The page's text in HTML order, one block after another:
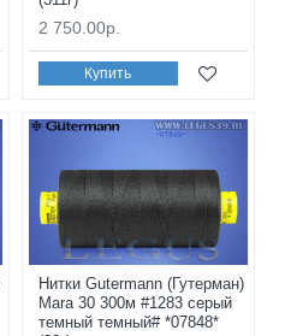
2 750.00р.
Купить
Нитки Gutermann (Гутерман)
Mara 30 300м #1283 серый
темный темный# *07848*